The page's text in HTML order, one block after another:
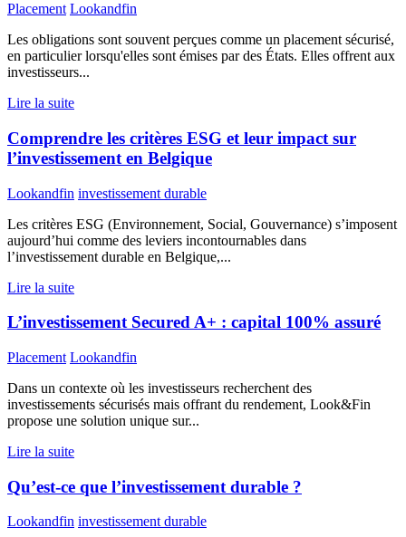
Placement Lookandfin
Les obligations sont souvent perçues comme un placement sécurisé,
en particulier lorsqu'elles sont émises par des États. Elles offrent aux
investisseurs...
Lire la suite
Comprendre les critères ESG et leur impact sur
l’investissement en Belgique
Lookandfin investissement durable
Les critères ESG (Environnement, Social, Gouvernance) s’imposent
aujourd’hui comme des leviers incontournables dans
l’investissement durable en Belgique,...
Lire la suite
L’investissement Secured A+ : capital 100% assuré
Placement Lookandfin
Dans un contexte où les investisseurs recherchent des
investissements sécurisés mais offrant du rendement, Look&Fin
propose une solution unique sur...
Lire la suite
Qu’est-ce que l’investissement durable ?
Lookandfin investissement durable